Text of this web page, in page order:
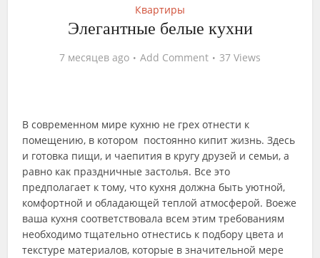
Квартиры
Элегантные белые кухни
7 месяцев ago Add Comment 37 Views
В современном мире кухню не грех отнести к
помещению, в котором постоянно кипит жизнь. Здесь
и готовка пищи, и чаепития в кругу друзей и семьи, а
равно как праздничные застолья. Все это
предполагает к тому, что кухня должна быть уютной,
комфортной и обладающей теплой атмосферой. Воеже
ваша кухня соответствовала всем этим требованиям
необходимо тщательно отнестись к подбору цвета и
текстуре материалов, которые в значительной мере